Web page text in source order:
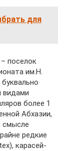
для
поселок
им.Н.
видами
более 1
Абхазии,
смысле
редкие
карасей-